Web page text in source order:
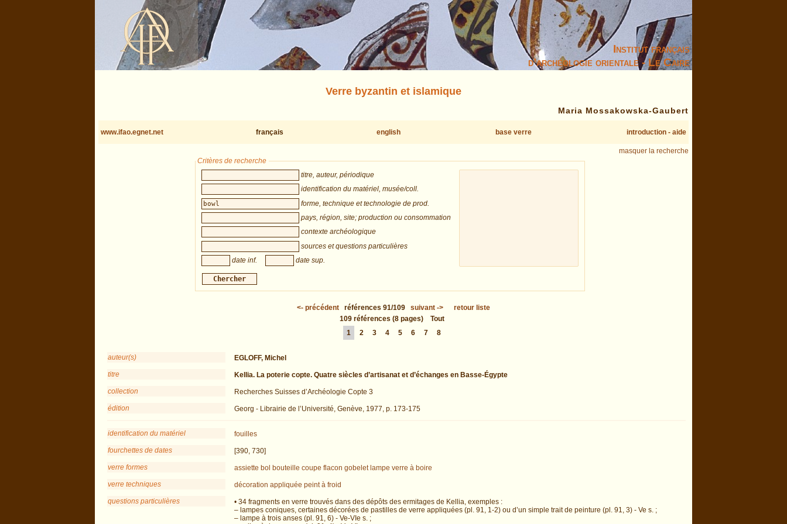
Institut français
d’archéologie orientale - Le Caire
Verre byzantin et islamique
Maria Mossakowska-Gaubert
www.ifao.egnet.net français english base verre introduction - aide
masquer la recherche
Critères de recherche
titre, auteur, périodique
identification du matériel, musée/coll.
forme, technique et technologie de prod.
pays, région, site; production ou consommation
contexte archéologique
sources et questions particulières
date inf.
date sup.
<- précédent références 91/109 suivant ->
retour liste
109 références (8 pages)
Tout
1
2 3 4 5 6 7 8
auteur(s)
EGLOFF, Michel
titre
Kellia. La poterie copte. Quatre siècles d’artisanat et d’échanges en Basse-Égypte
collection
Recherches Suisses d’Archéologie Copte 3
édition
Georg - Librairie de l’Université, Genève, 1977, p. 173-175
identification du matériel
fouilles
fourchettes de dates
[390, 730]
verre formes
assiette bol bouteille coupe flacon gobelet lampe verre à boire
verre techniques
décoration appliquée peint à froid
questions particulières
• 34 fragments en verre trouvés dans des dépôts des ermitages de Kellia, exemples :
– lampes coniques, certaines décorées de pastilles de verre appliquées (pl. 91, 1-2) ou d’un simple trait de peinture (pl. 91, 3) - Ve s. ;
– lampe à trois anses (pl. 91, 6) - Ve-VIe s. ;